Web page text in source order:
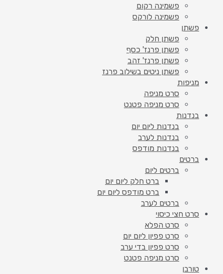
פשמינה רקום
פשמינה לורקס
פשתן
פשתן חלק
פשתן פרנז' כסף
פשתן פרנז' זהב
פשתן ניטים בשילוב פרנז
מניפות
סרט מניפה
סרט מניפה פטנט
בנדנות
בנדנות ליום יום
בנדנות לערב
בנדנות מודפס
ברטים
ברטים ליום
ברט חלק ליום יום
ברט מודפס ליום יום
ברטים לערב
סרט חצי כיסוי
סרט הפלא
סרט פפיון ליום יום
סרט פפיון בדי ערב
סרט מניפה פטנט
טורבן